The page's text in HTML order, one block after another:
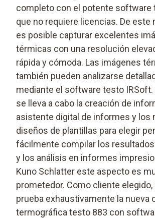
completo con el potente software
que no requiere licencias. De este
es posible capturar excelentes
térmicas con una resolución
rápida y cómoda. Las imágenes
también pueden analizarse
mediante el software testo IRSoft.
se lleva a cabo la creación de
asistente digital de informes y los
diseños de plantillas para elegir
fácilmente compilar los
y los análisis en informes
Kuno Schlatter este aspecto es
prometedor. Como cliente
prueba exhaustivamente la nueva
termográfica testo 883 con